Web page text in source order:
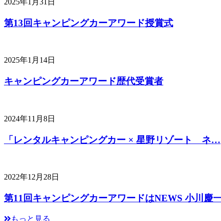
2025年1月31日
第13回キャンピングカーアワード授賞式
2025年1月14日
キャンピングカーアワード歴代受賞者
2024年11月8日
「レンタルキャンピングカー × 星野リゾート ネ…
2022年12月28日
第11回キャンピングカーアワードはNEWS 小川慶
もっと見る